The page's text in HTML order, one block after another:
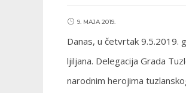
9. MAJA 2019.
Danas, u četvrtak 9.5.2019.
ljiljana. Delegacija Grada
narodnim herojima